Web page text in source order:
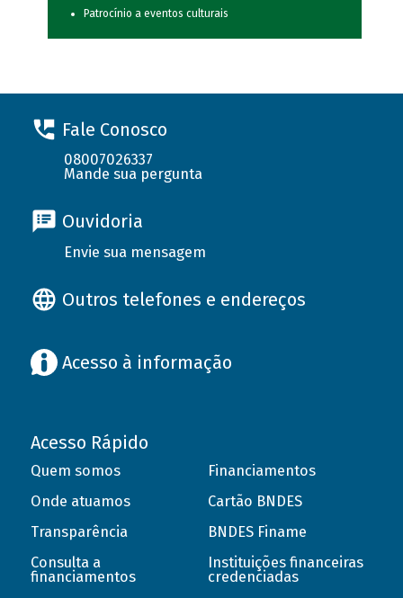
Patrocínio a eventos culturais
Fale Conosco
08007026337
Mande sua pergunta
Ouvidoria
Envie sua mensagem
Outros telefones e endereços
Acesso à informação
Acesso Rápido
Quem somos
Onde atuamos
Transparência
Consulta a
financiamentos
Financiamentos
Cartão BNDES
BNDES Finame
Instituições financeiras
credenciadas